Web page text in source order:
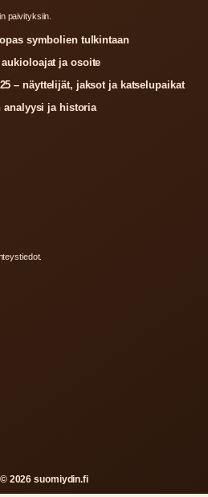
paivityksiin.
symbolien tulkintaan
ja osoite
– näyttelijät, jaksot ja katselupaikat
analyysi ja historia
2026 suomiydin.fi